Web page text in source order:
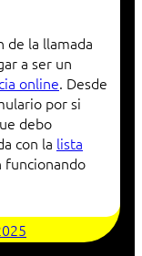
de la llamada
a ser un
online. Desde
por si
debo
con la lista
funcionando